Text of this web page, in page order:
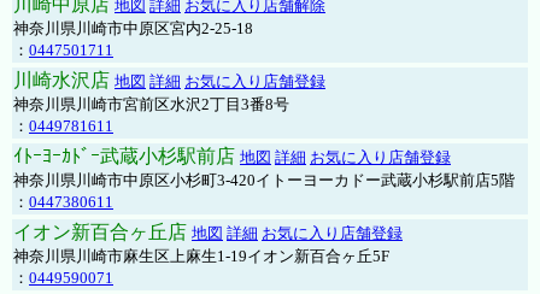
川崎中原店 地図 詳細 お気に入り店舗解除
神奈川県川崎市中原区宮内2-25-18
： 0447501711
川崎水沢店 地図 詳細 お気に入り店舗登録
神奈川県川崎市宮前区水沢2丁目3番8号
： 0449781611
ｲﾄｰﾖｰｶﾄﾞｰ武蔵小杉駅前店 地図 詳細 お気に入り店舗登録
神奈川県川崎市中原区小杉町3-420イトーヨーカドー武蔵小杉駅前店5階
： 0447380611
イオン新百合ヶ丘店 地図 詳細 お気に入り店舗登録
神奈川県川崎市麻生区上麻生1-19イオン新百合ヶ丘5F
： 0449590071